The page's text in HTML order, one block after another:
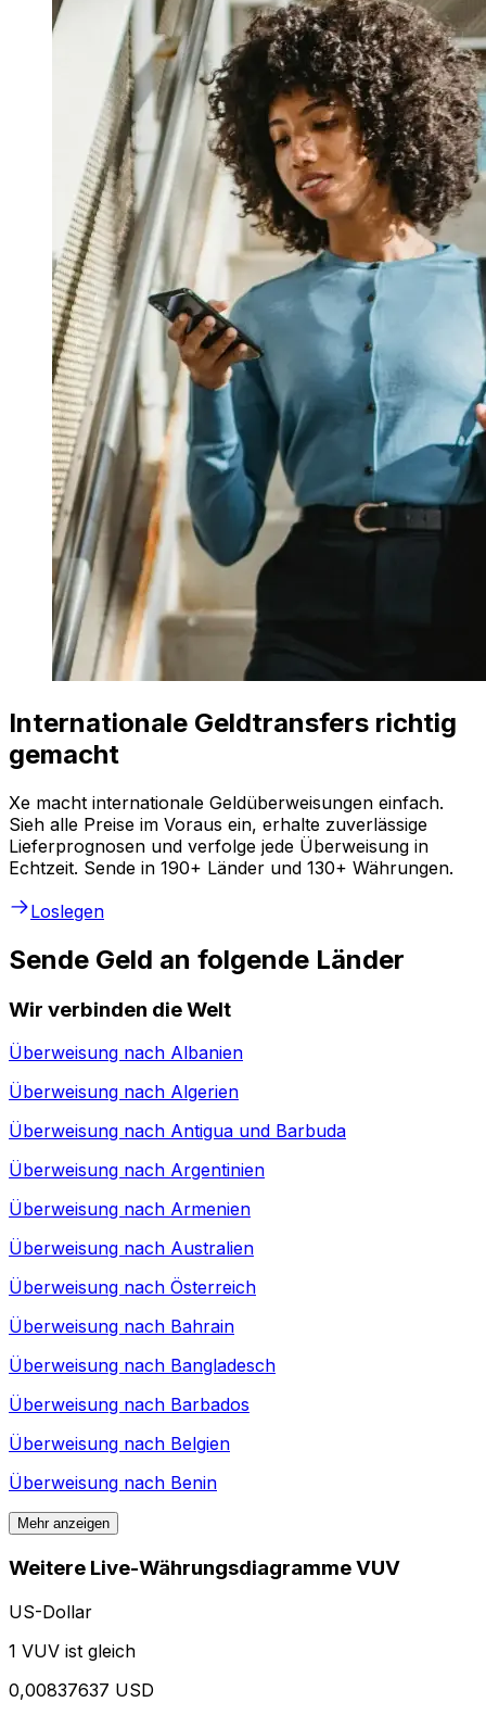
Internationale Geldtransfers richtig
gemacht
Xe macht internationale Geldüberweisungen einfach.
Sieh alle Preise im Voraus ein, erhalte zuverlässige
Lieferprognosen und verfolge jede Überweisung in
Echtzeit. Sende in 190+ Länder und 130+ Währungen.
Loslegen
Sende Geld an folgende Länder
Wir verbinden die Welt
Überweisung nach Albanien
Überweisung nach Algerien
Überweisung nach Antigua und Barbuda
Überweisung nach Argentinien
Überweisung nach Armenien
Überweisung nach Australien
Überweisung nach Österreich
Überweisung nach Bahrain
Überweisung nach Bangladesch
Überweisung nach Barbados
Überweisung nach Belgien
Überweisung nach Benin
Mehr anzeigen
Weitere Live-Währungsdiagramme VUV
US-Dollar
1 VUV ist gleich
0,00837637 USD